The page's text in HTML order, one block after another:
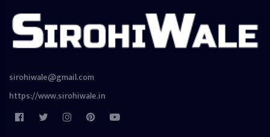
sirohiwale@gmail.com
https://www.sirohiwale.in